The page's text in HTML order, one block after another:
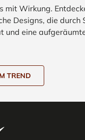
mit Wirkung.
Designs, die durch
und eine
TREND